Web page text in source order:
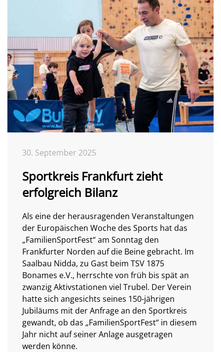
30. September 2025
Sportkreis Frankfurt zieht
erfolgreich Bilanz
Als eine der herausragenden Veranstaltungen
der Europäischen Woche des Sports hat das
„FamilienSportFest“ am Sonntag den
Frankfurter Norden auf die Beine gebracht. Im
Saalbau Nidda, zu Gast beim TSV 1875
Bonames e.V., herrschte von früh bis spät an
zwanzig Aktivstationen viel Trubel. Der Verein
hatte sich angesichts seines 150-jährigen
Jubiläums mit der Anfrage an den Sportkreis
gewandt, ob das „FamilienSportFest“ in diesem
Jahr nicht auf seiner Anlage ausgetragen
werden könne.